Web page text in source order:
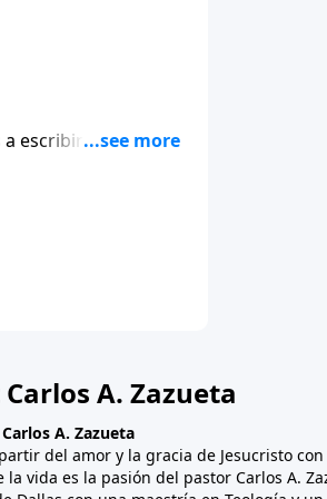
escribir nuestros
hacer planes y
A. Zazueta
A. Zazueta
del amor y la gracia de Jesucristo
la vida es la pasión del pastor Carlos A.